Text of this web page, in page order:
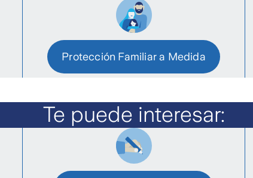
Protección Familiar a Medida
Te puede interesar: